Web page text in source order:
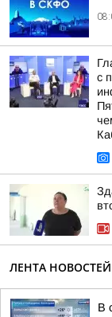
с
ЛЕНТА НОВОСТЕЙ
В